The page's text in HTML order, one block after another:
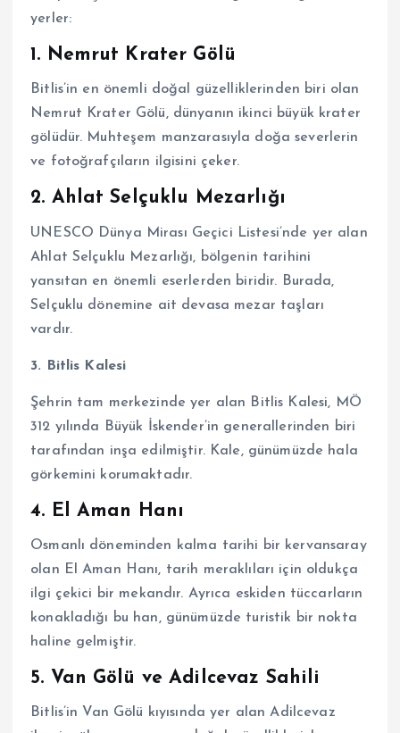
yerler:
1. Nemrut Krater Gölü
Bitlis’in en önemli doğal güzelliklerinden biri olan
Nemrut Krater Gölü, dünyanın ikinci büyük krater
gölüdür. Muhteşem manzarasıyla doğa severlerin
ve fotoğrafçıların ilgisini çeker.
2. Ahlat Selçuklu Mezarlığı
UNESCO Dünya Mirası Geçici Listesi’nde yer alan
Ahlat Selçuklu Mezarlığı, bölgenin tarihini
yansıtan en önemli eserlerden biridir. Burada,
Selçuklu dönemine ait devasa mezar taşları
vardır.
3. Bitlis Kalesi
Şehrin tam merkezinde yer alan Bitlis Kalesi, MÖ
312 yılında Büyük İskender’in generallerinden biri
tarafından inşa edilmiştir. Kale, günümüzde hala
görkemini korumaktadır.
4. El Aman Hanı
Osmanlı döneminden kalma tarihi bir kervansaray
olan El Aman Hanı, tarih meraklıları için oldukça
ilgi çekici bir mekandır. Ayrıca eskiden tüccarların
konakladığı bu han, günümüzde turistik bir nokta
haline gelmiştir.
5. Van Gölü ve Adilcevaz Sahili
Bitlis’in Van Gölü kıyısında yer alan Adilcevaz